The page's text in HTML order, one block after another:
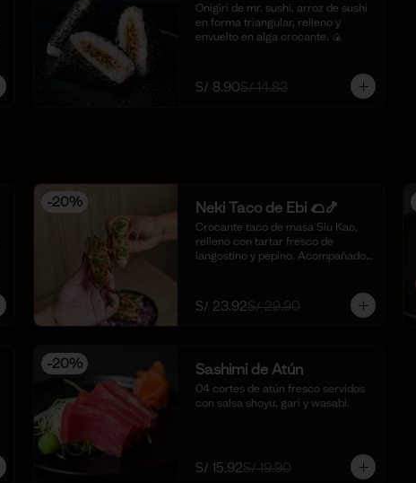
Onigiri de mr. sushi, arroz de sushi
en forma triangular, relleno y
envuelto en alga crocante. 🍙
S/ 8.90S/ 14.83
-20% Neki Taco de Ebi 🌮🍤
Crocante taco de masa Siu Kao,
relleno con tartar fresco de
langostino y pepino. Acompañado
🌮🍤 (4 piezas)
S/ 23.92S/ 29.90
-20% Sashimi de Atún
04 cortes de atún fresco servidos
con salsa shoyu, gari y wasabi.
S/ 15.92S/ 19.90